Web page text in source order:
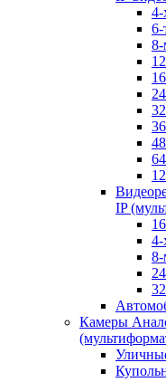
4-
6-
IP
4-
Камеры